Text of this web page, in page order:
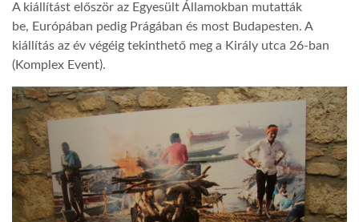
A kiállítást először az Egyesült Államokban mutatták
be, Európában pedig Prágában és most Budapesten. A
kiállítás az év végéig tekinthető meg a Király utca 26-ban
(Komplex Event).